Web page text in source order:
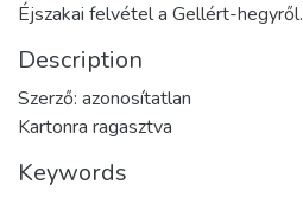
Éjszakai felvétel a Gellért-hegyről.
Description
Szerző: azonosítatlan
Kartonra ragasztva
Keywords